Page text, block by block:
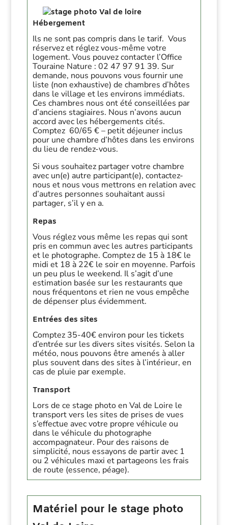
Hébergement
Ils ne sont pas compris dans le tarif. Vous
réservez et réglez vous-même votre
logement. Vous pouvez contacter l’Office
Touraine Nature : 02 47 97 91 39. Sur
demande, nous pouvons vous fournir une
liste (non exhaustive) de chambres d’hôtes
dans le village et les environs immédiats.
Ces chambres nous ont été conseillées par
d’anciens stagiaires. Nous n’avons aucun
accord avec les hébergements cités.
Comptez 60/65 € – petit déjeuner inclus
pour une chambre d’hôtes dans les environs
du lieu de rendez-vous.
Si vous souhaitez partager votre chambre
avec un(e) autre participant(e), contactez-
nous et nous vous mettrons en relation avec
d’autres personnes souhaitant aussi
partager, s’il y en a.
Repas
Vous réglez vous même les repas qui sont
pris en commun avec les autres participants
et le photographe. Comptez de 15 à 18€ le
midi et 18 à 22€ le soir en moyenne. Parfois
un peu plus le weekend. Il s’agit d’une
estimation basée sur les restaurants que
nous fréquentons et rien ne vous empêche
de dépenser plus évidemment.
Entrées des sites
Comptez 35-40€ environ pour les tickets
d’entrée sur les divers sites visités. Selon la
météo, nous pouvons être amenés à aller
plus souvent dans des sites à l’intérieur, en
cas de pluie par exemple.
Transport
Lors de ce stage photo en Val de Loire le
transport vers les sites de prises de vues
s’effectue avec votre propre véhicule ou
dans le véhicule du photographe
accompagnateur. Pour des raisons de
simplicité, nous essayons de partir avec 1
ou 2 véhicules maxi et partageons les frais
de route (essence, péage).
Matériel pour le stage photo